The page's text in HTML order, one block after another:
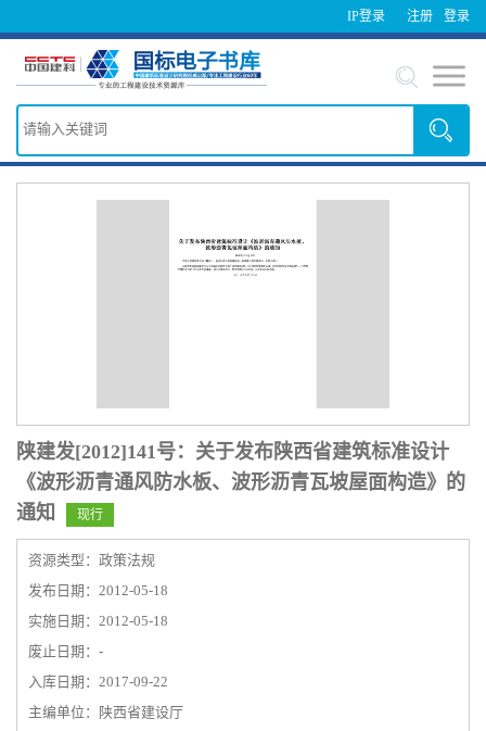
IP登录 登录
注册
陕建发[2012]141号：关于发布陕西省建筑标准设计
《波形沥青通风防水板、波形沥青瓦坡屋面构造》的
通知
现行
资源类型：政策法规
发布日期：2012-05-18
实施日期：2012-05-18
废止日期：-
入库日期：2017-09-22
主编单位：陕西省建设厅